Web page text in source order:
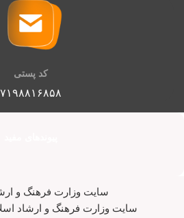
کد پستی
۷۱۹۸۸۱۶۸۵۸
سایت وزارت فرهنگ و
سایت وزارت فرهنگ و ارشاد